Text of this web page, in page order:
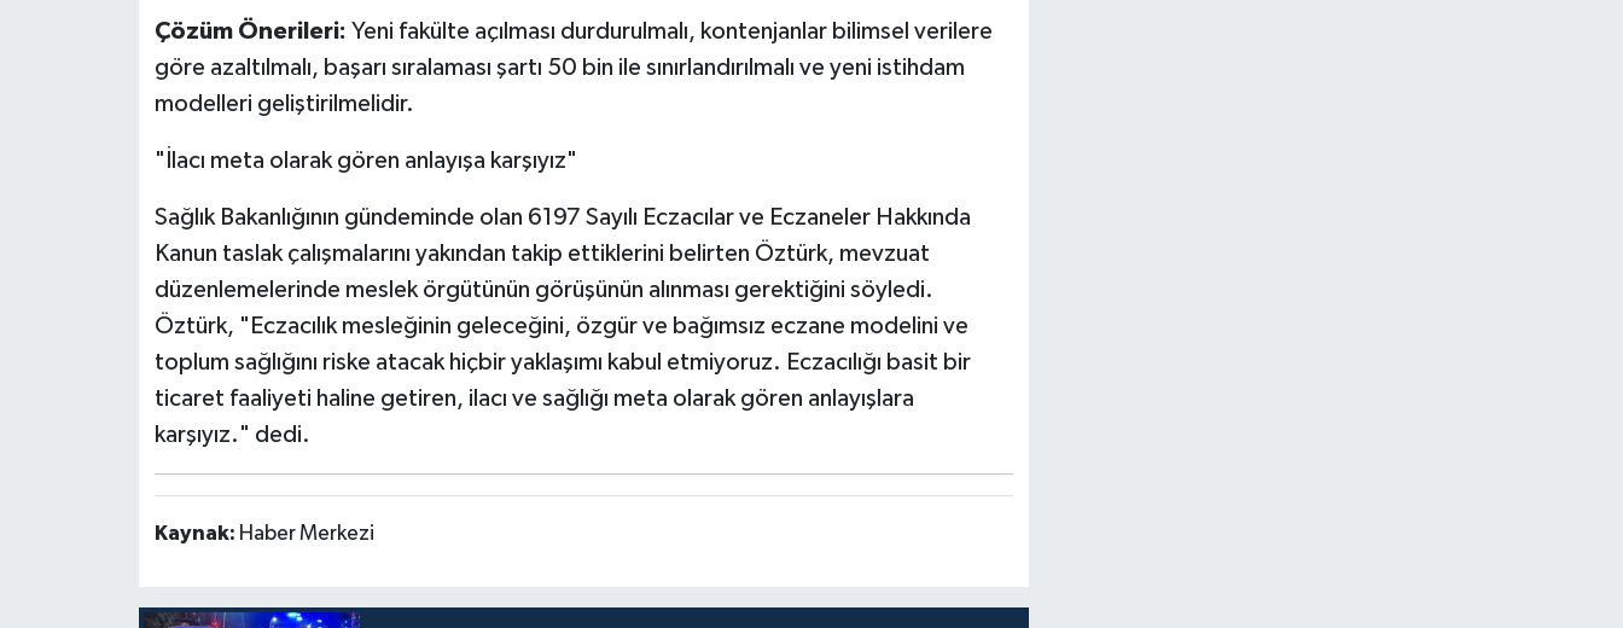
Çözüm Önerileri: Yeni fakülte açılması durdurulmalı, kontenjanlar bilimsel verilere
göre azaltılmalı, başarı sıralaması şartı 50 bin ile sınırlandırılmalı ve yeni istihdam
modelleri geliştirilmelidir.
"İlacı meta olarak gören anlayışa karşıyız"
Sağlık Bakanlığının gündeminde olan 6197 Sayılı Eczacılar ve Eczaneler Hakkında
Kanun taslak çalışmalarını yakından takip ettiklerini belirten Öztürk, mevzuat
düzenlemelerinde meslek örgütünün görüşünün alınması gerektiğini söyledi.
Öztürk, "Eczacılık mesleğinin geleceğini, özgür ve bağımsız eczane modelini ve
toplum sağlığını riske atacak hiçbir yaklaşımı kabul etmiyoruz. Eczacılığı basit bir
ticaret faaliyeti haline getiren, ilacı ve sağlığı meta olarak gören anlayışlara
karşıyız." dedi.
Kaynak: Haber Merkezi